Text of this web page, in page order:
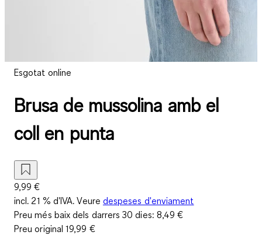
Esgotat online
Brusa de mussolina amb el
coll en punta
9,99 €
incl. 21 % d'IVA. Veure despeses d'enviament
Preu més baix dels darrers 30 dies: 8,49 €
Preu original19,99 €